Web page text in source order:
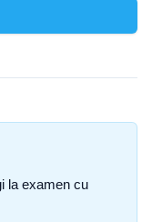
la examen cu